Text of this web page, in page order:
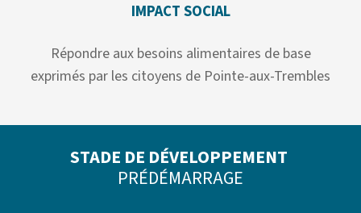
IMPACT SOCIAL
Répondre aux besoins alimentaires de base
exprimés par les citoyens de Pointe-aux-Trembles
STADE DE DÉVELOPPEMENT
PRÉDÉMARRAGE